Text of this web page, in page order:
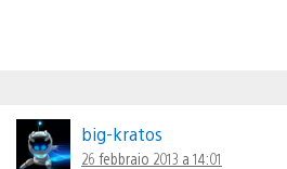
big-kratos
26 febbraio 2013 a 14:01